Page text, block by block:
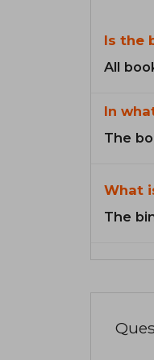
Is the
All
In
The
What
The